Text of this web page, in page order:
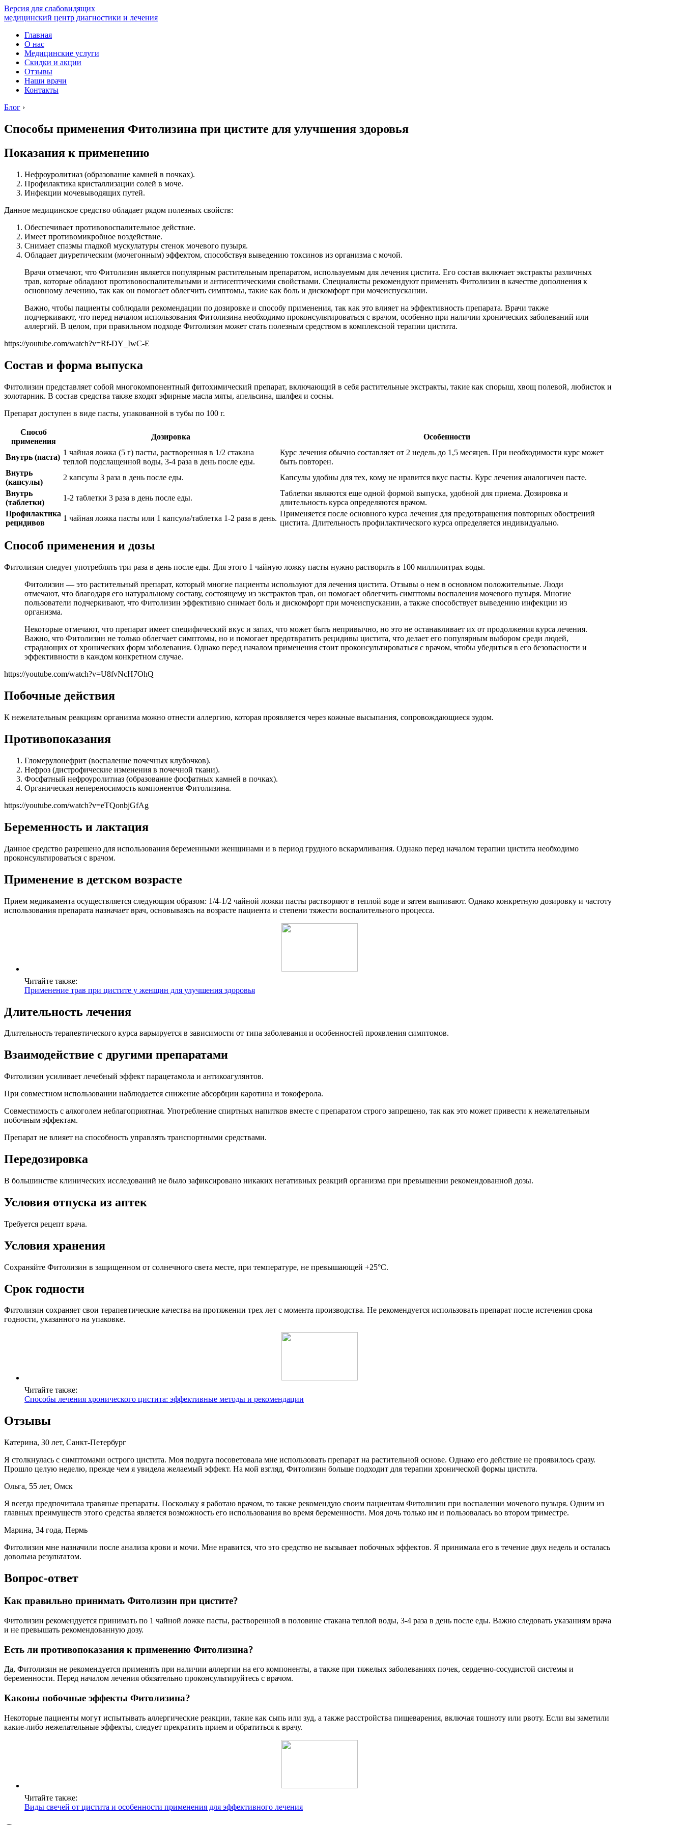
Версия для слабовидящих
медицинский центр диагностики и лечения
Главная
О нас
Медицинские услуги
Скидки и акции
Отзывы
Наши врачи
Контакты
Блог ›
Способы применения Фитолизина при цистите для улучшения здоровья
Показания к применению
Нефроуролитиаз (образование камней в почках).
Профилактика кристаллизации солей в моче.
Инфекции мочевыводящих путей.
Данное медицинское средство обладает рядом полезных свойств:
Обеспечивает противовоспалительное действие.
Имеет противомикробное воздействие.
Снимает спазмы гладкой мускулатуры стенок мочевого пузыря.
Обладает диуретическим (мочегонным) эффектом, способствуя выведению токсинов из организма с мочой.
Врачи отмечают, что Фитолизин является популярным растительным препаратом, используемым для лечения цистита. Его состав включает экстракты различных
трав, которые обладают противовоспалительными и антисептическими свойствами. Специалисты рекомендуют применять Фитолизин в качестве дополнения к
основному лечению, так как он помогает облегчить симптомы, такие как боль и дискомфорт при мочеиспускании.
Важно, чтобы пациенты соблюдали рекомендации по дозировке и способу применения, так как это влияет на эффективность препарата. Врачи также
подчеркивают, что перед началом использования Фитолизина необходимо проконсультироваться с врачом, особенно при наличии хронических заболеваний или
аллергий. В целом, при правильном подходе Фитолизин может стать полезным средством в комплексной терапии цистита.
https://youtube.com/watch?v=Rf-DY_IwC-E
Состав и форма выпуска
Фитолизин представляет собой многокомпонентный фитохимический препарат, включающий в себя растительные экстракты, такие как спорыш, хвощ полевой, любисток и
золотарник. В состав средства также входят эфирные масла мяты, апельсина, шалфея и сосны.
Препарат доступен в виде пасты, упакованной в тубы по 100 г.
Способ
применения
Дозировка Особенности
Внутрь (паста)
1 чайная ложка (5 г) пасты, растворенная в 1/2 стакана
теплой подслащенной воды, 3-4 раза в день после еды.
Курс лечения обычно составляет от 2 недель до 1,5 месяцев. При необходимости курс может
быть повторен.
Внутрь
(капсулы)
2 капсулы 3 раза в день после еды.
Капсулы удобны для тех, кому не нравится вкус пасты. Курс лечения аналогичен пасте.
Внутрь
(таблетки)
1-2 таблетки 3 раза в день после еды.
Таблетки являются еще одной формой выпуска, удобной для приема. Дозировка и
длительность курса определяются врачом.
Профилактика
рецидивов
1 чайная ложка пасты или 1 капсула/таблетка 1-2 раза в день.
Применяется после основного курса лечения для предотвращения повторных обострений
цистита. Длительность профилактического курса определяется индивидуально.
Способ применения и дозы
Фитолизин следует употреблять три раза в день после еды. Для этого 1 чайную ложку пасты нужно растворить в 100 миллилитрах воды.
Фитолизин — это растительный препарат, который многие пациенты используют для лечения цистита. Отзывы о нем в основном положительные. Люди
отмечают, что благодаря его натуральному составу, состоящему из экстрактов трав, он помогает облегчить симптомы воспаления мочевого пузыря. Многие
пользователи подчеркивают, что Фитолизин эффективно снимает боль и дискомфорт при мочеиспускании, а также способствует выведению инфекции из
организма.
Некоторые отмечают, что препарат имеет специфический вкус и запах, что может быть непривычно, но это не останавливает их от продолжения курса лечения.
Важно, что Фитолизин не только облегчает симптомы, но и помогает предотвратить рецидивы цистита, что делает его популярным выбором среди людей,
страдающих от хронических форм заболевания. Однако перед началом применения стоит проконсультироваться с врачом, чтобы убедиться в его безопасности и
эффективности в каждом конкретном случае.
https://youtube.com/watch?v=U8fvNcH7OhQ
Побочные действия
К нежелательным реакциям организма можно отнести аллергию, которая проявляется через кожные высыпания, сопровождающиеся зудом.
Противопоказания
Гломерулонефрит (воспаление почечных клубочков).
Нефроз (дистрофические изменения в почечной ткани).
Фосфатный нефроуролитиаз (образование фосфатных камней в почках).
Органическая непереносимость компонентов Фитолизина.
https://youtube.com/watch?v=eTQonbjGfAg
Беременность и лактация
Данное средство разрешено для использования беременными женщинами и в период грудного вскармливания. Однако перед началом терапии цистита необходимо
проконсультироваться с врачом.
Применение в детском возрасте
Прием медикамента осуществляется следующим образом: 1/4-1/2 чайной ложки пасты растворяют в теплой воде и затем выпивают. Однако конкретную дозировку и частоту
использования препарата назначает врач, основываясь на возрасте пациента и степени тяжести воспалительного процесса.
Читайте также:
Применение трав при цистите у женщин для улучшения здоровья
Длительность лечения
Длительность терапевтического курса варьируется в зависимости от типа заболевания и особенностей проявления симптомов.
Взаимодействие с другими препаратами
Фитолизин усиливает лечебный эффект парацетамола и антикоагулянтов.
При совместном использовании наблюдается снижение абсорбции каротина и токоферола.
Совместимость с алкоголем неблагоприятная. Употребление спиртных напитков вместе с препаратом строго запрещено, так как это может привести к нежелательным
побочным эффектам.
Препарат не влияет на способность управлять транспортными средствами.
Передозировка
В большинстве клинических исследований не было зафиксировано никаких негативных реакций организма при превышении рекомендованной дозы.
Условия отпуска из аптек
Требуется рецепт врача.
Условия хранения
Сохраняйте Фитолизин в защищенном от солнечного света месте, при температуре, не превышающей +25°С.
Срок годности
Фитолизин сохраняет свои терапевтические качества на протяжении трех лет с момента производства. Не рекомендуется использовать препарат после истечения срока
годности, указанного на упаковке.
Читайте также:
Способы лечения хронического цистита: эффективные методы и рекомендации
Отзывы
Катерина, 30 лет, Санкт-Петербург
Я столкнулась с симптомами острого цистита. Моя подруга посоветовала мне использовать препарат на растительной основе. Однако его действие не проявилось сразу.
Прошло целую неделю, прежде чем я увидела желаемый эффект. На мой взгляд, Фитолизин больше подходит для терапии хронической формы цистита.
Ольга, 55 лет, Омск
Я всегда предпочитала травяные препараты. Поскольку я работаю врачом, то также рекомендую своим пациентам Фитолизин при воспалении мочевого пузыря. Одним из
главных преимуществ этого средства является возможность его использования во время беременности. Моя дочь только им и пользовалась во втором триместре.
Марина, 34 года, Пермь
Фитолизин мне назначили после анализа крови и мочи. Мне нравится, что это средство не вызывает побочных эффектов. Я принимала его в течение двух недель и осталась
довольна результатом.
Вопрос-ответ
Как правильно принимать Фитолизин при цистите?
Фитолизин рекомендуется принимать по 1 чайной ложке пасты, растворенной в половине стакана теплой воды, 3-4 раза в день после еды. Важно следовать указаниям врача
и не превышать рекомендованную дозу.
Есть ли противопоказания к применению Фитолизина?
Да, Фитолизин не рекомендуется применять при наличии аллергии на его компоненты, а также при тяжелых заболеваниях почек, сердечно-сосудистой системы и
беременности. Перед началом лечения обязательно проконсультируйтесь с врачом.
Каковы побочные эффекты Фитолизина?
Некоторые пациенты могут испытывать аллергические реакции, такие как сыпь или зуд, а также расстройства пищеварения, включая тошноту или рвоту. Если вы заметили
какие-либо нежелательные эффекты, следует прекратить прием и обратиться к врачу.
Читайте также:
Виды свечей от цистита и особенности применения для эффективного лечения